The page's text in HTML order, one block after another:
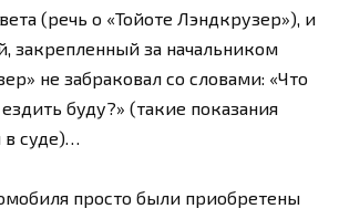
(речь о «Тойоте Лэндкрузер»), и
закрепленный за начальником
не забраковал со словами: «Что
буду?» (такие показания
суде)…
просто были приобретены